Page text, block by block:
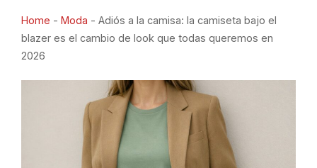
Home - Moda - Adiós a la camisa: la camiseta bajo el
blazer es el cambio de look que todas queremos en
2026